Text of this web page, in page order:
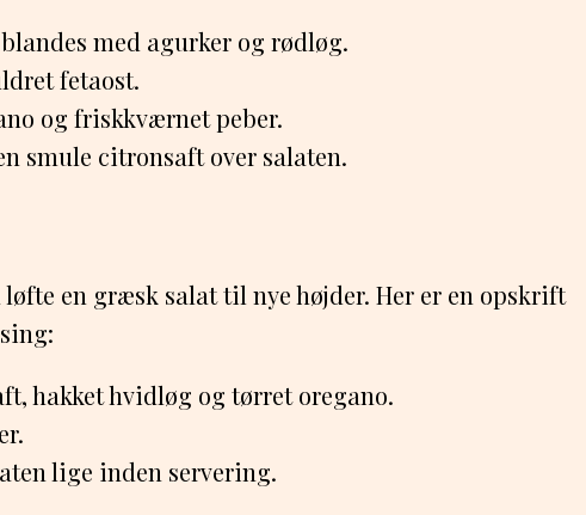
med agurker og rødløg.
fetaost.
og friskkværnet peber.
smule citronsaft over salaten.
en græsk salat til nye højder. Her er en opskrift
hakket hvidløg og tørret oregano.
lige inden servering.